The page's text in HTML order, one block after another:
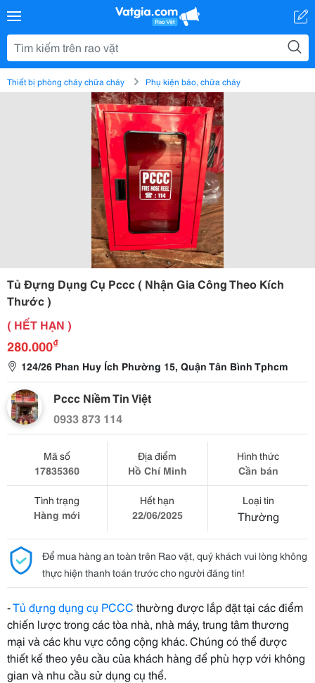
Thiết bị phòng cháy chữa cháy Phụ kiện báo, chữa cháy
Tủ Đựng Dụng Cụ Pccc ( Nhận Gia Công Theo Kích
Thước )
( HẾT HẠN )
280.000₫
124/26 Phan Huy Ích Phường 15, Quận Tân Bình Tphcm
Pccc Niềm Tin Việt
0933 873 114
Mã số
17835360
Địa điểm
Hồ Chí Minh
Hình thức
Cần bán
Tình trạng
Hàng mới
Hết hạn
22/06/2025
Loại tin
Thường
Để mua hàng an toàn trên Rao vặt, quý khách vui lòng không
thực hiện thanh toán trước cho người đăng tin!
-Tủ đựng dụng cụ PCCC thường được lắp đặt tại các điểm
chiến lược trong các tòa nhà, nhà máy, trung tâm thương
mại và các khu vực công cộng khác. Chúng có thể được
thiết kế theo yêu cầu của khách hàng để phù hợp với không
gian và nhu cầu sử dụng cụ thể.